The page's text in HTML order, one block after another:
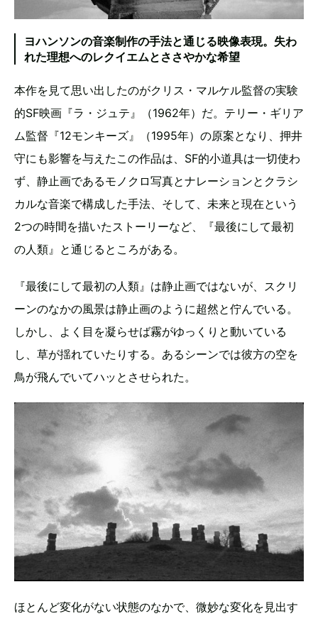
ヨハンソンの音楽制作の手法と通じる映像表現。失わ
れた理想へのレクイエムとささやかな希望
本作を見て思い出したのがクリス・マルケル監督の実験
的SF映画『ラ・ジュテ』（1962年）だ。テリー・ギリア
ム監督『12モンキーズ』（1995年）の原案となり、押井
守にも影響を与えたこの作品は、SF的小道具は一切使わ
ず、静止画であるモノクロ写真とナレーションとクラシ
カルな音楽で構成した手法、そして、未来と現在という
2つの時間を描いたストーリーなど、『最後にして最初
の人類』と通じるところがある。
『最後にして最初の人類』は静止画ではないが、スクリ
ーンのなかの風景は静止画のように超然と佇んでいる。
しかし、よく目を凝らせば霧がゆっくりと動いている
し、草が揺れていたりする。あるシーンでは彼方の空を
鳥が飛んでいてハッとさせられた。
ほとんど変化がない状態のなかで、微妙な変化を見出す